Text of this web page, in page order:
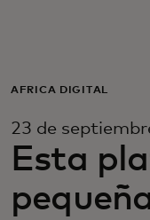
Para
Para el
Para
ÁFRICA DIGITAL
23 de
Esta